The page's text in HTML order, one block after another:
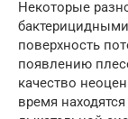
Некоторые
поверхность
появлению
качество
время